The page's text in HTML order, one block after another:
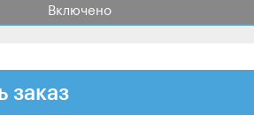
Включено